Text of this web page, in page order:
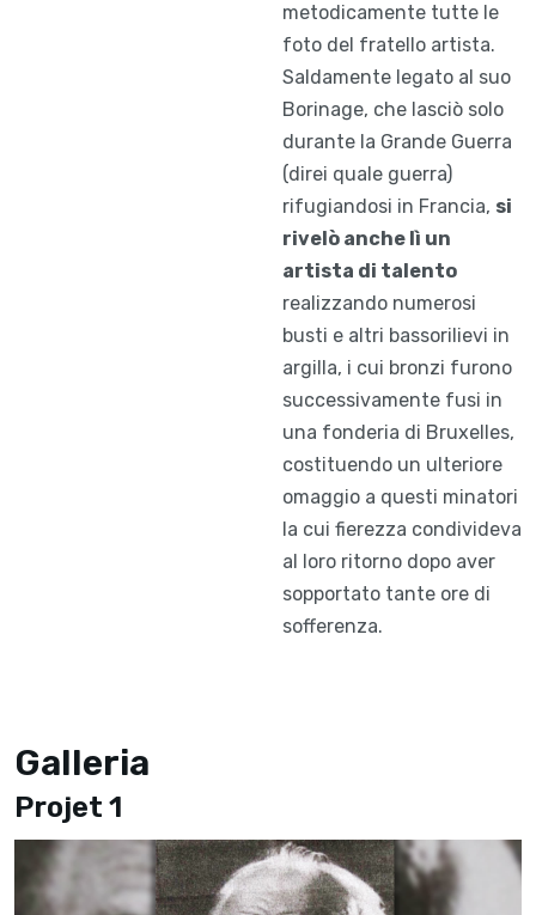
metodicamente tutte le
foto del fratello artista.
Saldamente legato al suo
Borinage, che lasciò solo
durante la Grande Guerra
(direi quale guerra)
rifugiandosi in Francia, si
rivelò anche lì un
artista di talento
realizzando numerosi
busti e altri bassorilievi in ​​
argilla, i cui bronzi furono
successivamente fusi in
una fonderia di Bruxelles,
costituendo un ulteriore
omaggio a questi minatori
la cui fierezza condivideva
al loro ritorno dopo aver
sopportato tante ore di
sofferenza.
Galleria
Projet 1